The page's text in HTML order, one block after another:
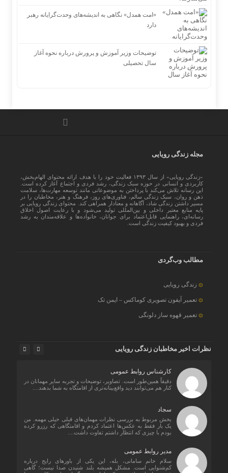
«امت همدل» نگاهی به اندیشه‌های وحدت‌گرایانه رهبر
دارد
توضیحات وزیر آموزش و پرورش درباره نحوه آغاز
سال تحصیلی
مجله زندگی رویایی
«زندگی رویایی» از سال ۱۳۹۳ فعالیت خود را با هدف ارائه محتوای الهام‌بخش،
کاربردی و انسانی در حوزه سبک زندگی، رشد فردی و اجتماع آغاز کرده است.
این رسانه تلاش می‌کند با پرداختن به موضوعاتی مانند توسعه مهارت‌ها، سلامت
ذهن و روان، سبک زندگی سالم، فناوری‌های روز، فرهنگ و هنر، مخاطبان را در
مسیر داشتن زندگی شاد، آگاهانه و معنادار همراهی کند. محتوای زندگی رویایی بر
پایه منابع معتبر داخلی و بین‌المللی تولید می‌شود و با رعایت اصول اخلاق
رسانه‌ای، راهنمایی قابل‌اعتماد برای جوانان، خانواده‌ها و علاقه‌مندان به رشد
فردی و بهبود کیفیت زندگی است.
مطالب وب‌گردی
زندگی رویایی
تعمیر آیفون تصویری کوماکس – ایمن تک
تعمیر قهوه ساز دلونگی
نظرات اخیر مخاطبان زندگی رویایی
کارشناس روابط عمومی
دقیقاً همین‌طور است. تصاویر، توضیحات و تجربه سایر مهمانان در
کنار هم می‌توانند دید واقع‌بینانه‌تری از اقامتگاه به شما بدهند....
سجاد
بخش مربوط به بررسی نظرات مهمان‌های قبلی خیلی مهمه. من
یک بار فقط به عکس‌ها اعتماد کردم و اقامتگاهی که رزرو کرده
بودم با چیزی که انتظار داشتم تفاوت داشت....
مدیر روابط عمومی
سلام خانم سامانی، بله، این یکی از باورهای رایج درباره
کم‌شنوایی است. مشکل همیشه بلند شنیدن صدا نیست؛ گاهی